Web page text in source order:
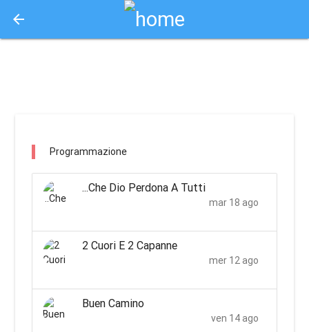
arrow_back
Programmazione
...Che Dio Perdona A Tutti
mar 18 ago
2 Cuori E 2 Capanne
mer 12 ago
Buen Camino
ven 14 ago